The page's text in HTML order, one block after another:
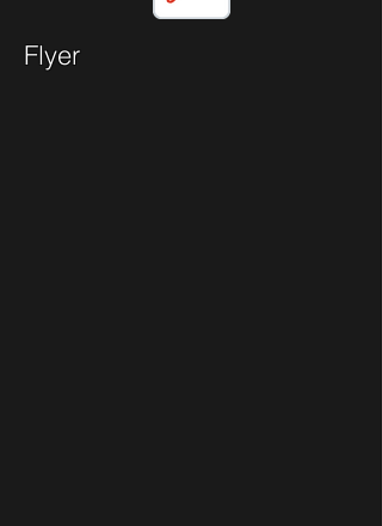
Flyer